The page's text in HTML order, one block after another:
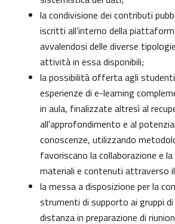
la condivisione dei contributi
iscritti all’interno della
avvalendosi delle diverse
attività in essa disponibili;
la possibilità offerta agli
esperienze di e-learning
in aula, finalizzate altresì al
all'approfondimento e al
conoscenze, utilizzando
favoriscano la collaborazione e
materiali e contenuti attraverso
la messa a disposizione per la
strumenti di supporto ai gruppi
distanza in preparazione di